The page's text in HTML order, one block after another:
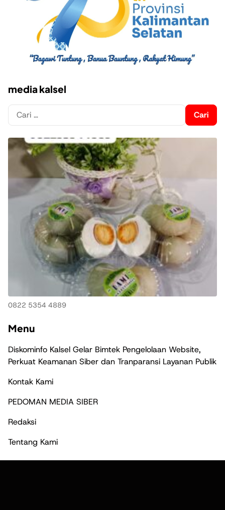
media kalsel
Cari
untuk:
0822 5354 4889
Menu
Diskominfo Kalsel Gelar Bimtek Pengelolaan Website,
Perkuat Keamanan Siber dan Tranparansi Layanan Publik
Kontak Kami
PEDOMAN MEDIA SIBER
Redaksi
Tentang Kami